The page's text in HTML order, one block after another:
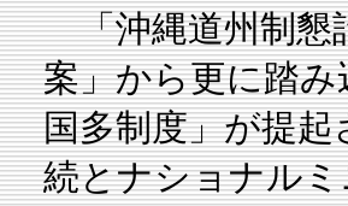
「沖縄道州制懇
案」から更に踏
国多制度」が提起
続とナショナル